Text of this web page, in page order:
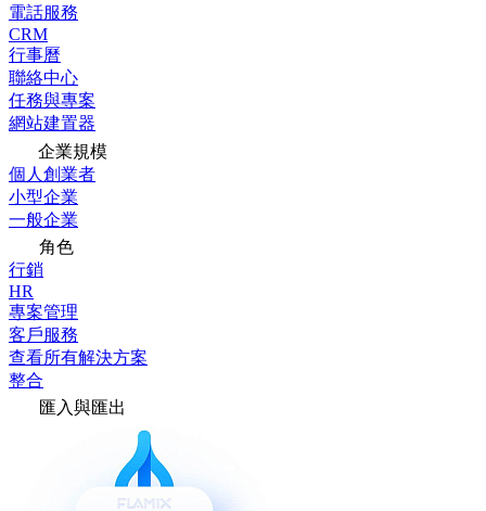
電話服務
CRM
行事曆
聯絡中心
任務與專案
網站建置器
企業規模
個人創業者
小型企業
一般企業
角色
行銷
HR
專案管理
客戶服務
查看所有解決方案
整合
匯入與匯出